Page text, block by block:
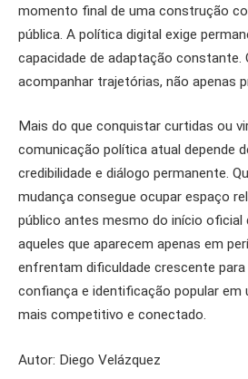
momento final de uma construção
pública. A política digital exige
capacidade de adaptação constante.
acompanhar trajetórias, não apenas
Mais do que conquistar curtidas ou
comunicação política atual depende
credibilidade e diálogo permanente.
mudança consegue ocupar espaço
público antes mesmo do início oficial
aqueles que aparecem apenas em
enfrentam dificuldade crescente
confiança e identificação popular em
mais competitivo e conectado.
Autor: Diego Velázquez